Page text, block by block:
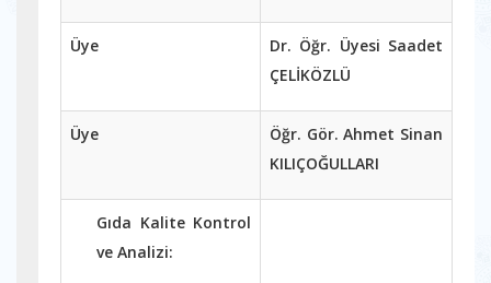
Üye
Dr. Öğr. Üyesi Saadet
ÇELİKÖZLÜ
Üye
Öğr. Gör. Ahmet Sinan
KILIÇOĞULLARI
Gıda Kalite Kontrol
ve Analizi: